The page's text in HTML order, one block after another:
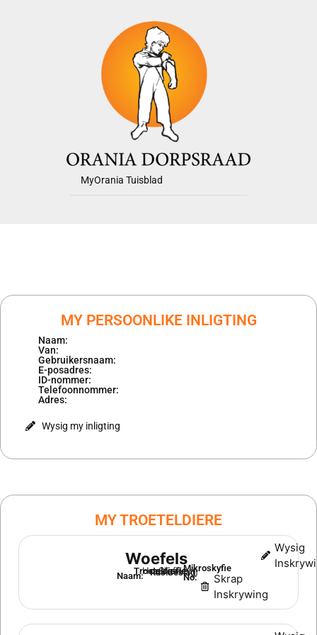
MyOrania Tuisblad
MY PERSOONLIKE INLIGTING
Naam:
Van:
Gebruikersnaam:
E-posadres:
ID-nommer:
Telefoonnommer:
Adres:
Wysig my inligting
MY TROETELDIERE
Naam:
Woefels
Troeteldier:
Hond
Ras:Staffie
Geslag:
Reun
Mikroskyfie
No:
Wysig
Skrap
Inskrywing